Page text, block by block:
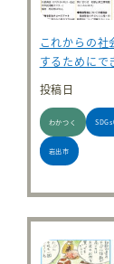
これからの
するために
投稿日
わかつく
岩出市